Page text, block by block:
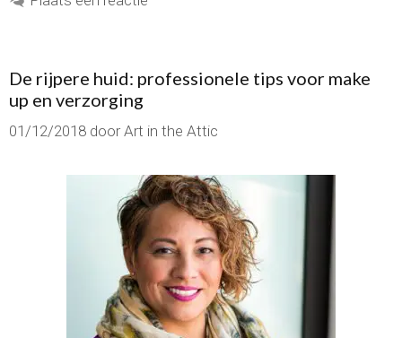
De rijpere huid: professionele tips voor make
up en verzorging
01/12/2018 doorArt in the Attic